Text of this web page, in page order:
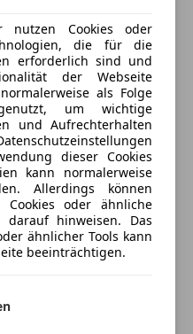
nutzen Cookies oder
die für die
erforderlich sind und
der Webseite
als Folge
um wichtige
und Aufrechterhalten
dieser Cookies
kann normalerweise
Allerdings können
Cookies oder ähnliche
darauf hinweisen. Das
ähnlicher Tools kann
beeinträchtigen.